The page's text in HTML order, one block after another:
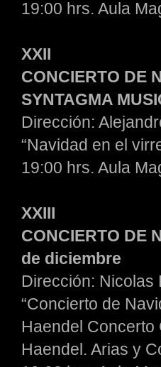
19:00 hrs. Aula
XXII
CONCIERTO DE
SYNTAGMA
Dirección:
“Navidad en el
19:00 hrs. Aula
XXIII
CONCIERTO DE
de diciembre
Dirección: Nicolas
“Concierto de
Haendel Concerto
Haendel. Arias y